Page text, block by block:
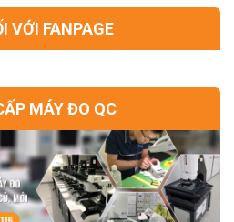
VỚI FANPAGE
MÁY ĐO QC